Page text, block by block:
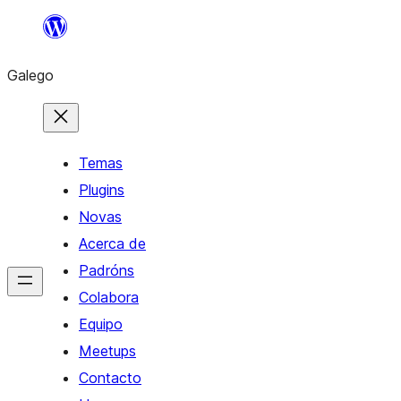
Saltar
contido
Galego
Temas
Plugins
Novas
Acerca de
Padróns
Colabora
Equipo
Meetups
Contacto